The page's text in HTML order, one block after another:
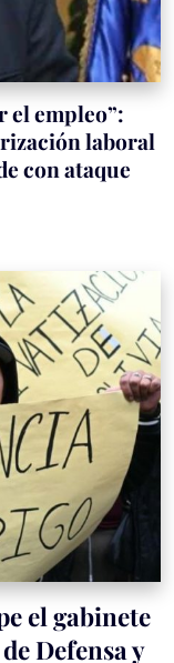
el empleo”:
laboral
con ataque
el gabinete
Defensa y